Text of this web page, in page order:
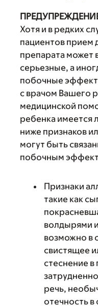
Хотя и в редких
пациентов прием
препарата может
серьезные, а
побочные
с врачом Вашего
медицинской
ребенка имеется
ниже признаков
могут быть
побочным
Признаки
такие как
волдырями
возможно в
свистящее
стеснение в
речь,
отечность в